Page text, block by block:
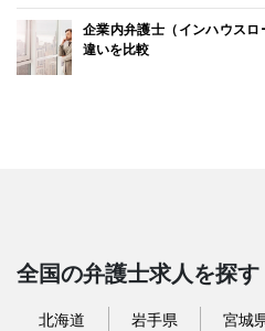
企業内弁護士（インハウス
違いを比較
全国の弁護士求人を探す
北海道 岩手県 宮城